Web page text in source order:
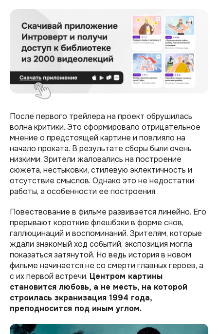
После первого трейлера на проект обрушилась
волна критики. Это сформировало отрицательное
мнение о предстоящей картине и повлияло на
начало проката. В результате сборы были очень
низкими. Зрители жаловались на построение
сюжета, нестыковки, стилевую эклектичность и
отсутствие смыслов. Однако это не недостатки
работы, а особенности ее построения.
Повествование в фильме развивается линейно. Его
прерывают короткие флешбэки в форме снов,
галлюцинаций и воспоминаний. Зрителям, которые
ждали знакомый ход событий, экспозиция могла
показаться затянутой. Но ведь история в новом
фильме начинается не со смерти главных героев, а
с их первой встречи. Центром картины
становится любовь, а не месть, на которой
строилась экранизация 1994 года,
преподносится под иным углом.